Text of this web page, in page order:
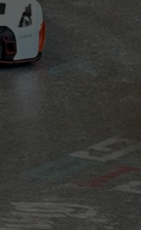
3
Roll-
Roll-
Eifelring
5
Roll-